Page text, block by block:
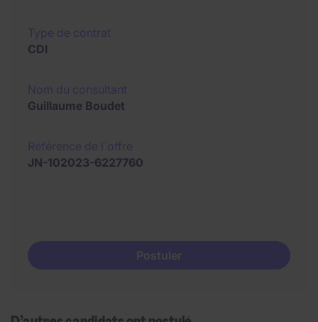
CDI
Guillaume Boudet
JN-102023-6227760
Postuler